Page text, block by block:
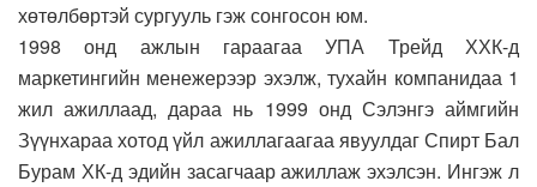
хөтөлбөртэй сургууль гэж сонгосон юм.
1998 онд ажлын гараагаа УПА Трейд ХХК-д
маркетингийн менежерээр эхэлж, тухайн компанидаа 1
жил ажиллаад, дараа нь 1999 онд Сэлэнгэ аймгийн
Зүүнхараа хотод үйл ажиллагаагаа явуулдаг Спирт Бал
Бурам ХК-д эдийн засагчаар ажиллаж эхэлсэн. Ингэж л